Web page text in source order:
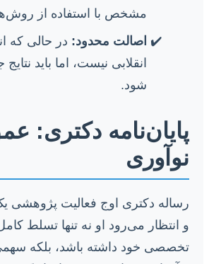
مشخص با استفاده از
اصالت محدود: در حالی که
انقلابی نیست، اما باید
شود.
پایان‌نامه دکتری:
نوآوری
رساله دکتری اوج فعالیت پژوهشی
و انتظار می‌رود او نه تنها تسلط
تخصصی خود داشته باشد، بلکه